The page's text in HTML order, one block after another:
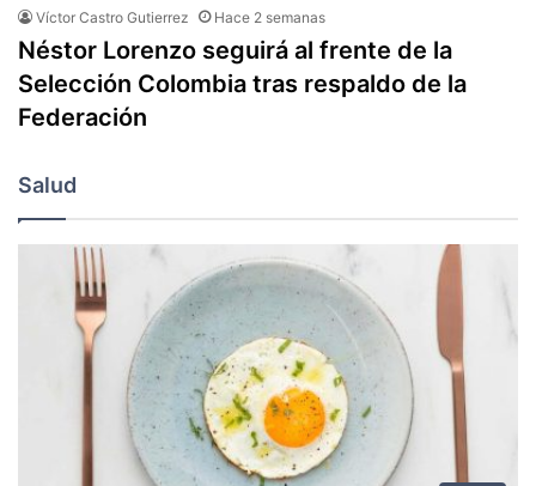
Víctor Castro Gutierrez Hace 2 semanas
Néstor Lorenzo seguirá al frente de la
Selección Colombia tras respaldo de la
Federación
Salud